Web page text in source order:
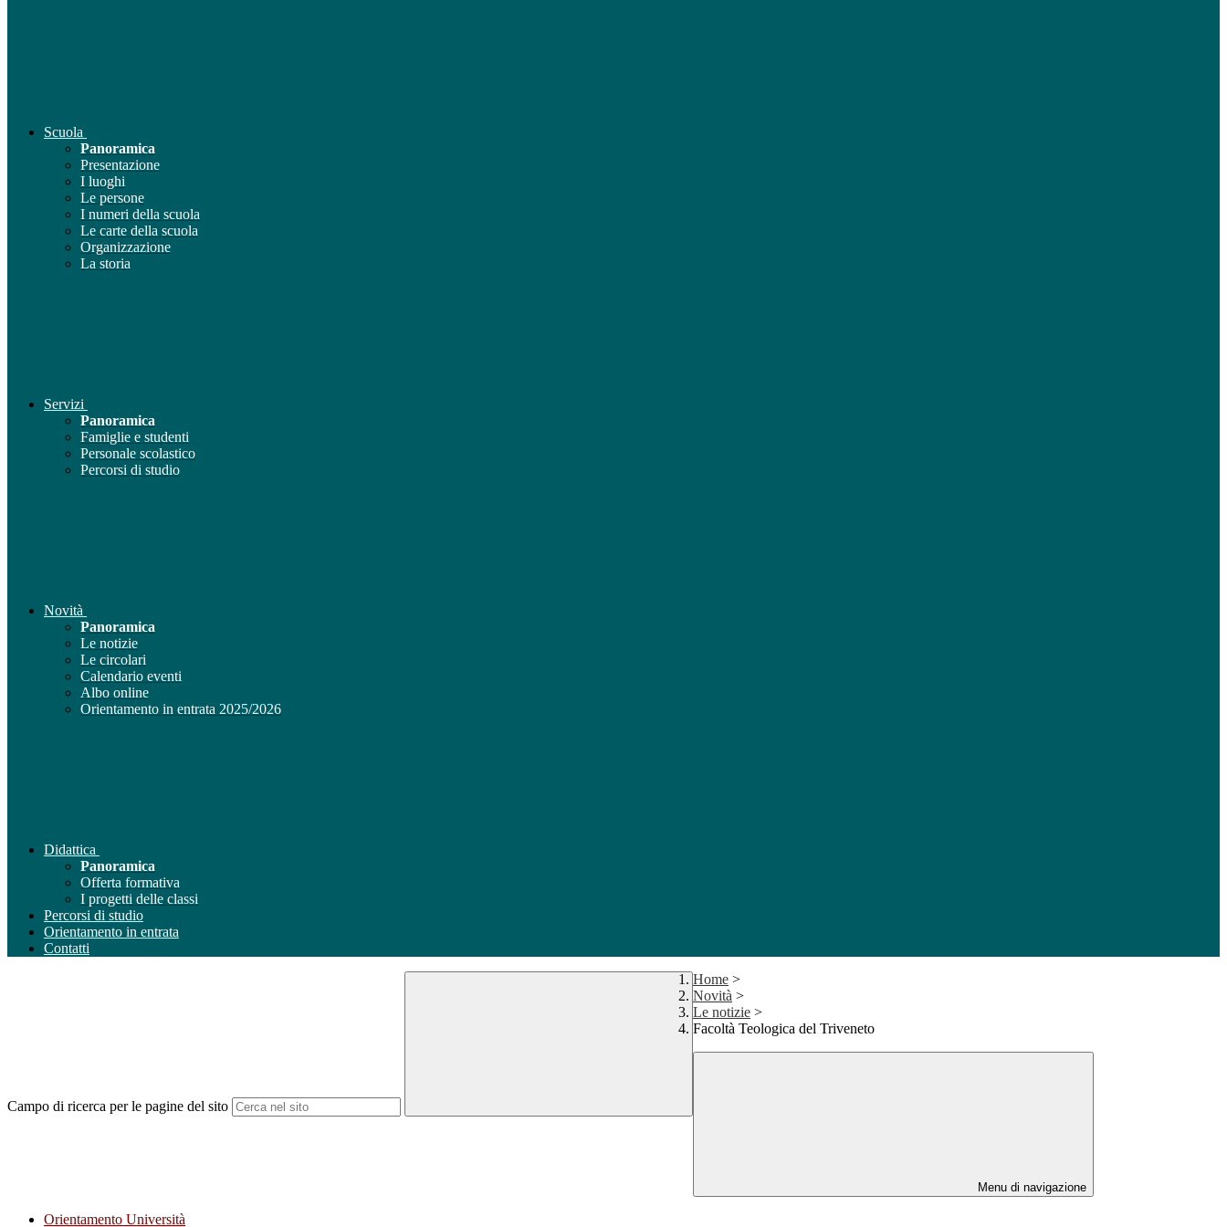
Scuola
Panoramica
Presentazione
I luoghi
Le persone
I numeri della scuola
Le carte della scuola
Organizzazione
La storia
Servizi
Panoramica
Famiglie e studenti
Personale scolastico
Percorsi di studio
Novità
Panoramica
Le notizie
Le circolari
Calendario eventi
Albo online
Orientamento in entrata 2025/2026
Didattica
Panoramica
Offerta formativa
I progetti delle classi
Percorsi di studio
Orientamento in entrata
Contatti
Campo di ricerca per le pagine del sito
Home >
Novità >
Le notizie >
Facoltà Teologica del Triveneto
Menu di navigazione
Orientamento Università